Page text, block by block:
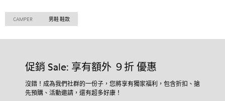
CAMPER 男鞋 鞋款
促銷 Sale: 享有額外 ９折 優惠
沒錯！成為我們社群的一份子，您將享有獨家福利，包含折扣、搶
先預購、活動邀請，還有超多好康！